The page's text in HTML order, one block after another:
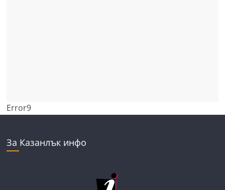
Error9
За Казанлък инфо